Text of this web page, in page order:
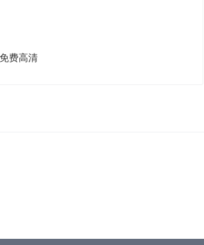
费高清